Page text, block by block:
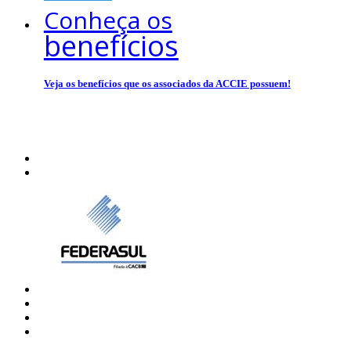
Conheça os
benefícios
Veja os benefícios que os associados da ACCIE possuem!